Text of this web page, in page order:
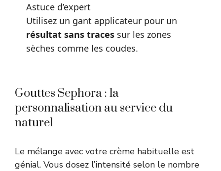
Astuce d’expert
Utilisez un gant applicateur pour un
résultat sans tracessur les zones
sèches comme les coudes.
Gouttes Sephora : la
personnalisation au service du
naturel
Le mélange avec votre crème habituelle est
génial. Vous dosez l’intensité selon le nombre